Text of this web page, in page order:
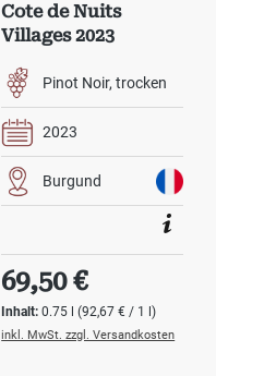
Cote de Nuits
Villages 2023
Pinot Noir trocken
2023
Burgund
Inhalt:0.75 l(92,67 € / 1 l)
Regulärer Preis:
69,50 €
inkl. MwSt. zzgl. Versandkosten